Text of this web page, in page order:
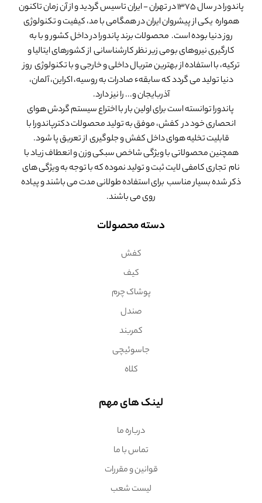
پاندورا در سال 1375 در تهران - ایران تاسیس گردید و از آن زمان تاکنون
همواره یکی از پیشروان ایران در همگامی با مد، کیفیت و تکنولوژی
روز دنیا بوده است. محصولات برند پاندورا در داخل کشور و با به
کارگیری نیروهای بومی زیر نظر کارشناسانی از کشورهای ایتالیا و
ترکیه، با استفاده از بهترین متریال داخلی و خارجی و با تکنولوژی روز
دنیا تولید می گردد که سابقهء صادرات به روسیه، اکراین، آلمان،
آذربایجان و... را نیز دارد.
پاندورا توانسته است برای اولین بار با اختراع سیستم گردش هوای
انحصاری خود در کفش، موفق به تولید محصولات دکترپاندورا با
قابلیت تخلیه هوای داخل کفش و جلوگیری از تعریق پا شود.
همچنین محصولاتی با ویژگی شاخص سبکی وزن و انعطاف زیاد با
نام تجاری کامفی لایت ثبت و تولید نموده که با توجه به ویژگی های
ذکر شده بسیار مناسب برای استفاده طولانی مدت می باشند و پیاده
روی می باشند.
دسته محصولات
کفش
کیف
پوشاک چرم
صندل
کمربند
جاسوئیچی
کلاه
لینک های مهم
درباره ما
تماس با ما
قوانین و مقررات
لیست شعب